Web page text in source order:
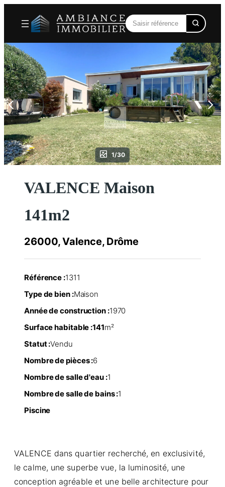
contenu
1/30
VALENCE Maison
141m2
26000, Valence, Drôme
Référence :1311
Type de bien :Maison
Année de construction :1970
Surface habitable :141m²
Statut :Vendu
Nombre de pièces :6
Nombre de salle d'eau :1
Nombre de salle de bains :1
Piscine
VALENCE dans quartier recherché, en exclusivité,
le calme, une superbe vue, la luminosité, une
conception agréable et une belle architecture pour